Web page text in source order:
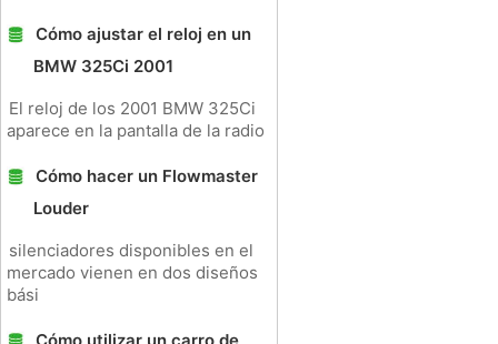
Cómo ajustar el reloj en un
BMW 325Ci 2001
El reloj de los 2001 BMW 325Ci
aparece en la pantalla de la radio
Cómo hacer un Flowmaster
Louder
silenciadores disponibles en el
mercado vienen en dos diseños
bási